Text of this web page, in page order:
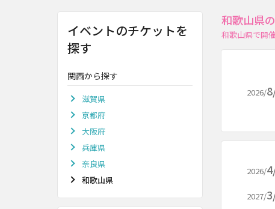
和歌山県
和歌山県で開
2026/
2026/
2027/
イベントのチケットを
探す
関西から探す
滋賀県
京都府
大阪府
兵庫県
奈良県
和歌山県